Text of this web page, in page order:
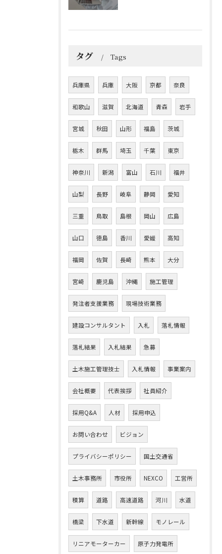
タグ Tags
兵庫県 兵庫 大阪 京都 奈良
和歌山 滋賀 北海道 青森 岩手
宮城 秋田 山形 福島 茨城
栃木 群馬 埼玉 千葉 東京
神奈川 新潟 富山 石川 福井
山梨 長野 岐阜 静岡 愛知
三重 鳥取 島根 岡山 広島
山口 徳島 香川 愛媛 高知
福岡 佐賀 長崎 熊本 大分
宮崎 鹿児島 沖縄 施工管理
発注者支援業務 現場技術業務
建設コンサルタント 入札 落札情報
落札結果 入札結果 急募
土木施工管理技士 入札情報 事業案内
会社概要 代表挨拶 社員紹介
採用Q&A 人材 採用申込
お問い合わせ ビジョン
プライバシーポリシー 国土交通省
土木事務所 市役所 NEXCO 工営所
積算 道路 高速道路 河川 水道
橋梁 下水道 新幹線 モノレール
リニアモーターカー 原子力発電所